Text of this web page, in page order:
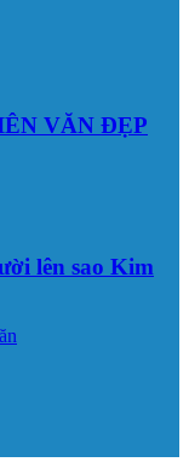
VĂN ĐẸP
lên sao Kim